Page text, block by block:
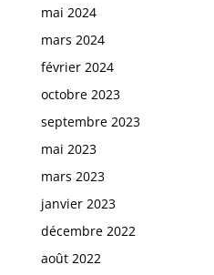
mai 2024
mars 2024
février 2024
octobre 2023
septembre 2023
mai 2023
mars 2023
janvier 2023
décembre 2022
août 2022